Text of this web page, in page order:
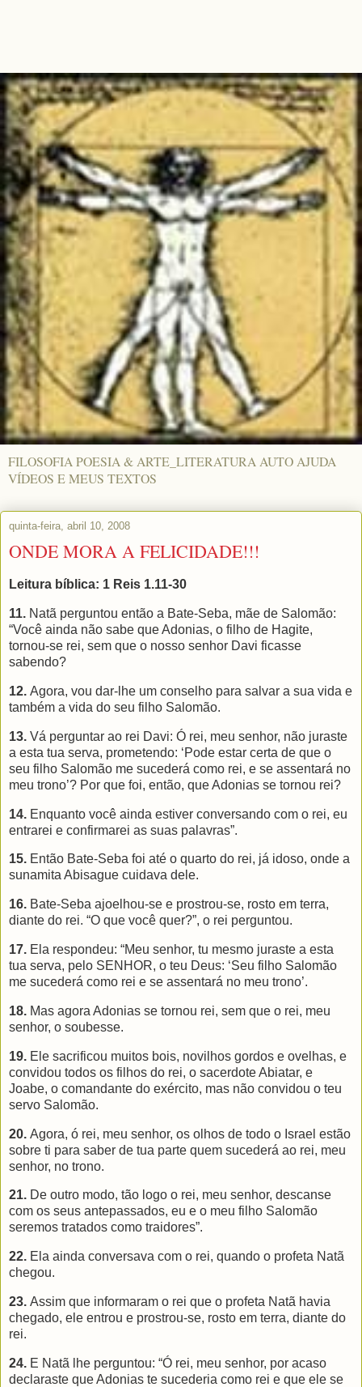
FILOSOFIA POESIA & ARTE_LITERATURA AUTO AJUDA
VÍDEOS E MEUS TEXTOS
quinta-feira, abril 10, 2008
ONDE MORA A FELICIDADE!!!
Leitura bíblica: 1 Reis 1.11-30
11. Natã perguntou então a Bate-Seba, mãe de Salomão:
“Você ainda não sabe que Adonias, o filho de Hagite,
tornou-se rei, sem que o nosso senhor Davi ficasse
sabendo?
12. Agora, vou dar-lhe um conselho para salvar a sua vida e
também a vida do seu filho Salomão.
13. Vá perguntar ao rei Davi: Ó rei, meu senhor, não juraste
a esta tua serva, prometendo: ‘Pode estar certa de que o
seu filho Salomão me sucederá como rei, e se assentará no
meu trono’? Por que foi, então, que Adonias se tornou rei?
14. Enquanto você ainda estiver conversando com o rei, eu
entrarei e confirmarei as suas palavras”.
15. Então Bate-Seba foi até o quarto do rei, já idoso, onde a
sunamita Abisague cuidava dele.
16. Bate-Seba ajoelhou-se e prostrou-se, rosto em terra,
diante do rei. “O que você quer?”, o rei perguntou.
17. Ela respondeu: “Meu senhor, tu mesmo juraste a esta
tua serva, pelo SENHOR, o teu Deus: ‘Seu filho Salomão
me sucederá como rei e se assentará no meu trono’.
18. Mas agora Adonias se tornou rei, sem que o rei, meu
senhor, o soubesse.
19. Ele sacrificou muitos bois, novilhos gordos e ovelhas, e
convidou todos os filhos do rei, o sacerdote Abiatar, e
Joabe, o comandante do exército, mas não convidou o teu
servo Salomão.
20. Agora, ó rei, meu senhor, os olhos de todo o Israel estão
sobre ti para saber de tua parte quem sucederá ao rei, meu
senhor, no trono.
21. De outro modo, tão logo o rei, meu senhor, descanse
com os seus antepassados, eu e o meu filho Salomão
seremos tratados como traidores”.
22. Ela ainda conversava com o rei, quando o profeta Natã
chegou.
23. Assim que informaram o rei que o profeta Natã havia
chegado, ele entrou e prostrou-se, rosto em terra, diante do
rei.
24. E Natã lhe perguntou: “Ó rei, meu senhor, por acaso
declaraste que Adonias te sucederia como rei e que ele se